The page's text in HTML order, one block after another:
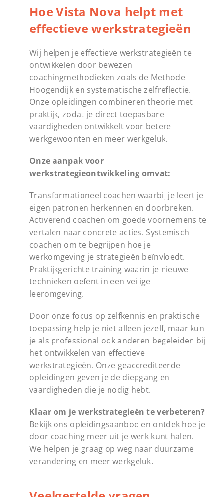
Hoe Vista Nova helpt met
effectieve werkstrategieën
Wij helpen je effectieve werkstrategieën te
ontwikkelen door bewezen
coachingmethodieken zoals de Methode
Hoogendijk en systematische zelfreflectie.
Onze opleidingen combineren theorie met
praktijk, zodat je direct toepasbare
vaardigheden ontwikkelt voor betere
werkgewoonten en meer werkgeluk.
Onze aanpak voor
werkstrategieontwikkeling omvat:
Transformationeel coachen waarbij je leert je
eigen patronen herkennen en doorbreken.
Activerend coachen om goede voornemens te
vertalen naar concrete acties. Systemisch
coachen om te begrijpen hoe je
werkomgeving je strategieën beïnvloedt.
Praktijkgerichte training waarin je nieuwe
technieken oefent in een veilige
leeromgeving.
Door onze focus op zelfkennis en praktische
toepassing help je niet alleen jezelf, maar kun
je als professional ook anderen begeleiden bij
het ontwikkelen van effectieve
werkstrategieën. Onze geaccrediteerde
opleidingen geven je de diepgang en
vaardigheden die je nodig hebt.
Klaar om je werkstrategieën te verbeteren?
Bekijk ons opleidingsaanbod en ontdek hoe je
door coaching meer uit je werk kunt halen.
We helpen je graag op weg naar duurzame
verandering en meer werkgeluk.